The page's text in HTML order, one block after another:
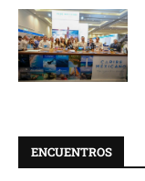
ENCUENTROS